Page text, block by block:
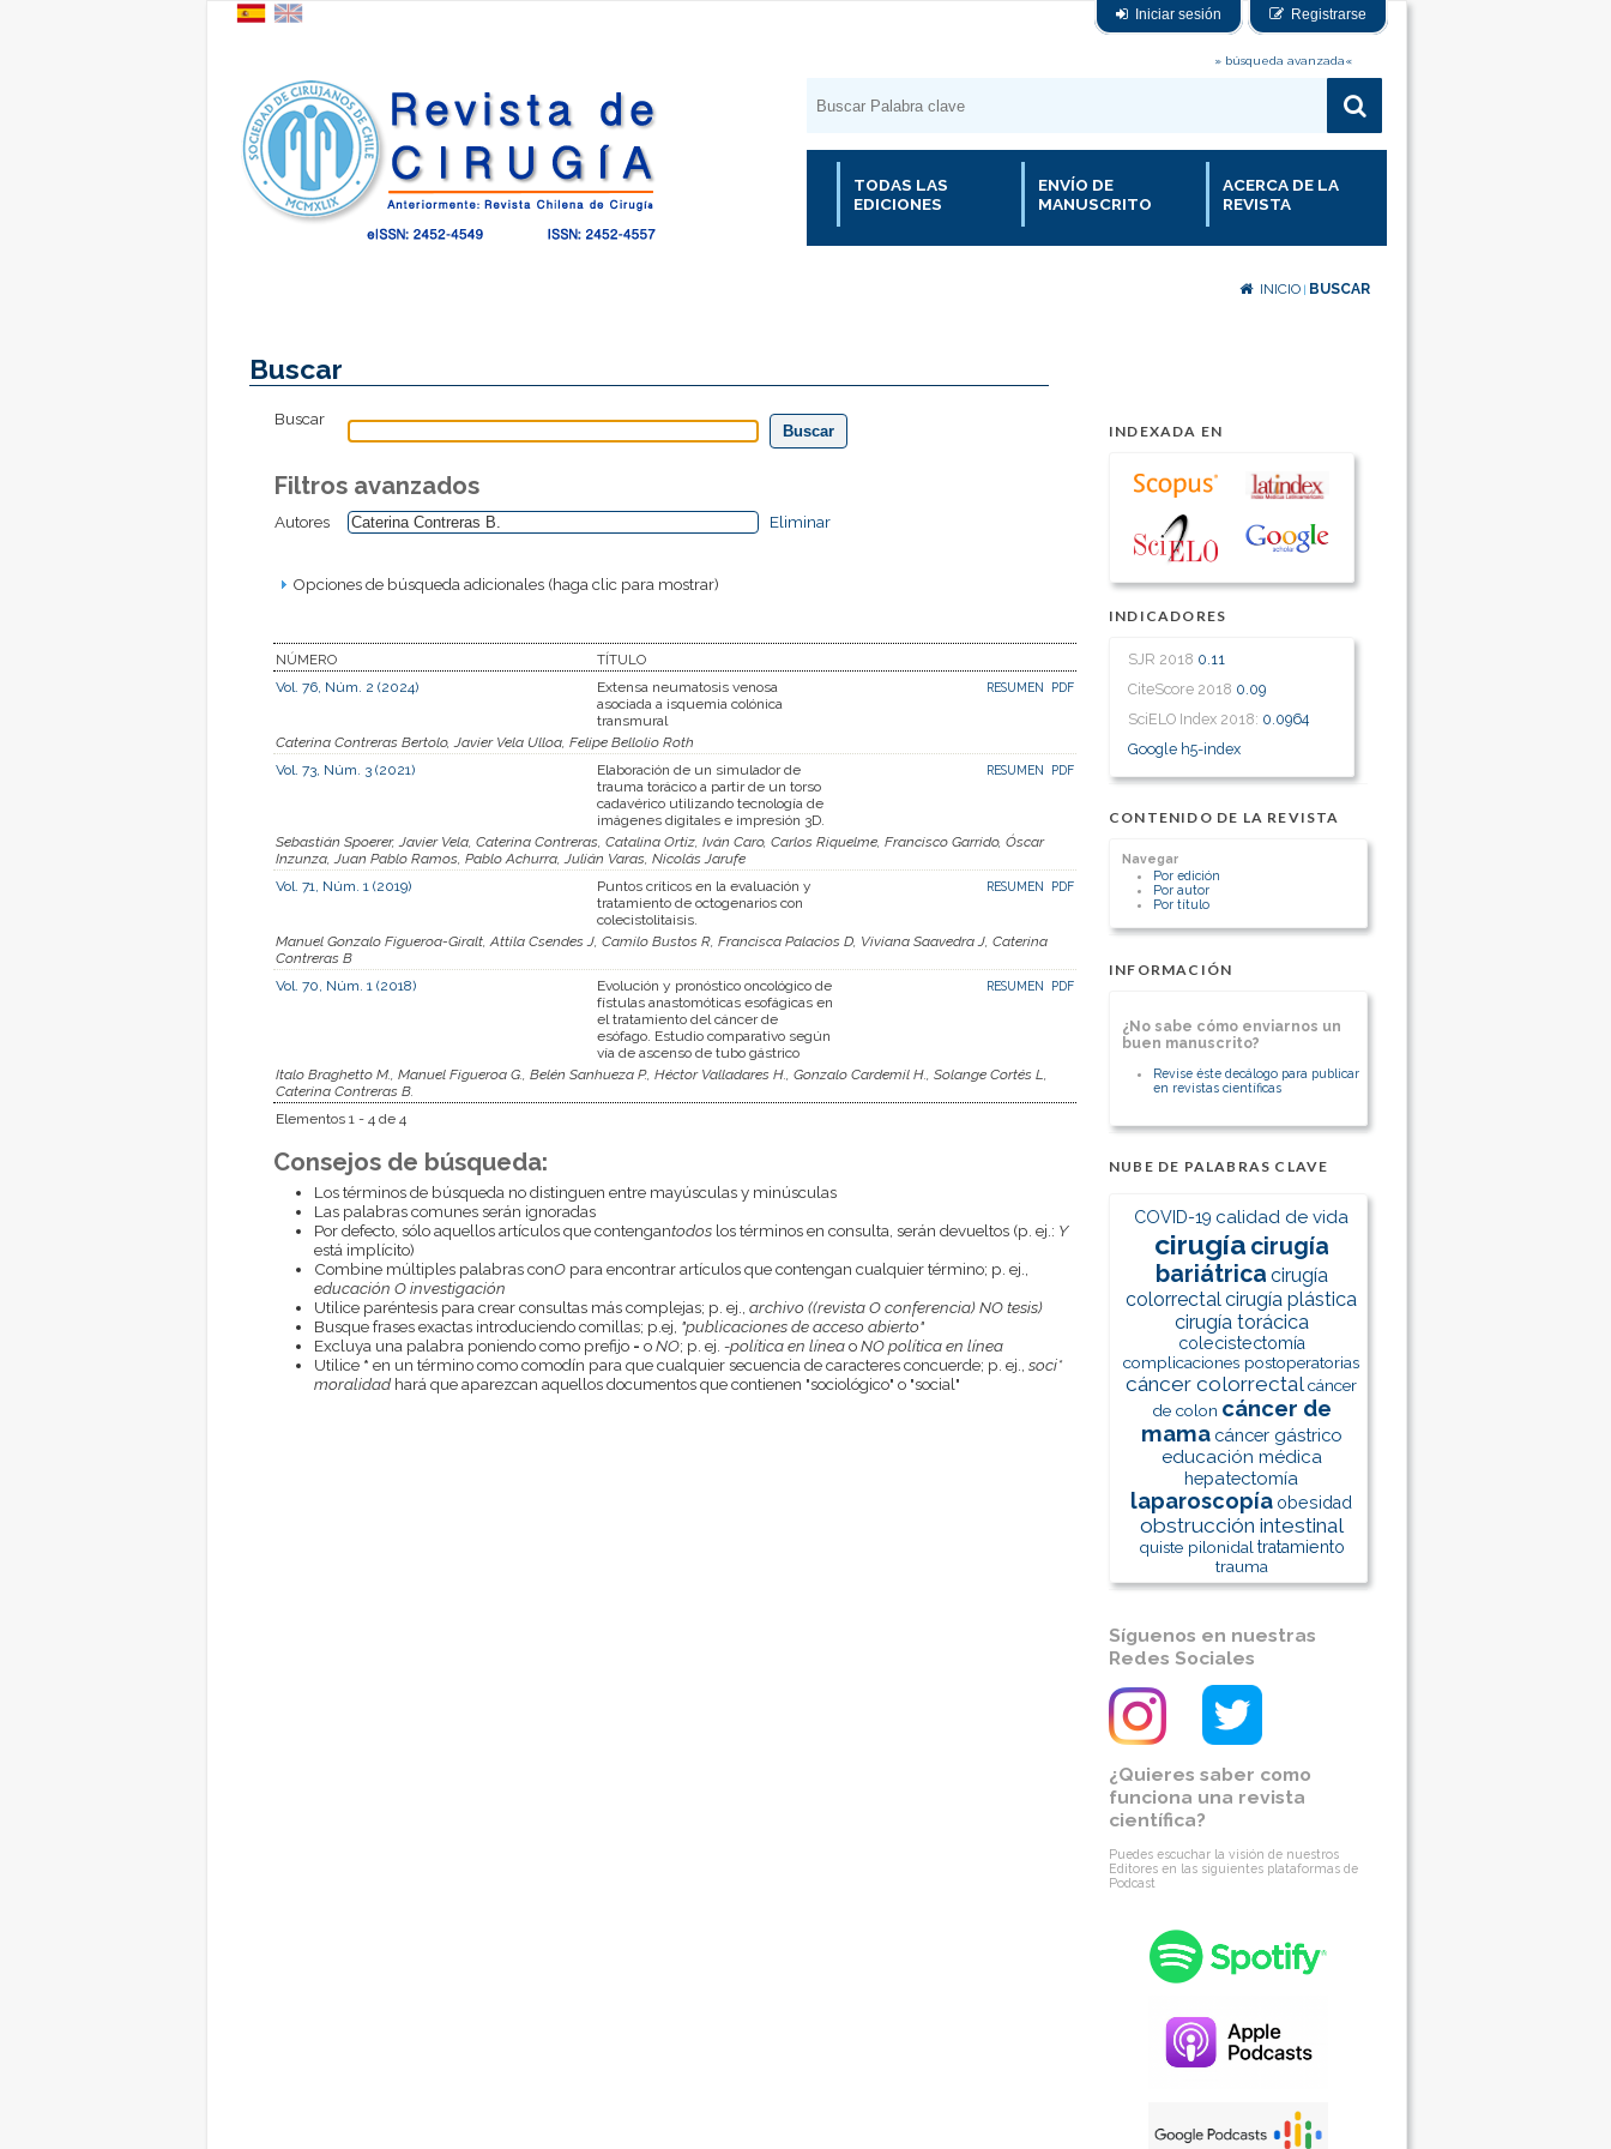
Iniciar sesión Registrarse
» búsqueda avanzada«
TODAS LAS
EDICIONES
ENVÍO DE
MANUSCRITO
ACERCA DE LA
REVISTA
INICIO BUSCAR
INDEXADA EN
INDICADORES
SJR 2018 0.11
CiteScore 2018 0.09
SciELO Index 2018: 0.0964
Google h5-index
CONTENIDO DE LA REVISTA
Navegar
Por edición
Por autor
Por título
INFORMACIÓN
¿No sabe cómo enviarnos un
buen manuscrito?
Revise éste decálogo para publicar
en revistas científicas
NUBE DE PALABRAS CLAVE
COVID-19 calidad de vida
cirugía cirugía
bariátrica cirugía
colorrectalcirugía plástica
cirugía torácica
colecistectomía
complicaciones postoperatorias
cáncer colorrectalcáncer
de colon cáncer de
mama cáncer gástrico
educación médica
hepatectomía
laparoscopía obesidad
obstrucción intestinal
quiste pilonidal tratamiento
trauma
Síguenos en nuestras
Redes Sociales
¿Quieres saber como
funciona una revista
científica?
Puedes escuchar la visión de nuestros
Editores en las siguientes plataformas de
Podcast
Buscar
Buscar
Filtros avanzados
Autores Eliminar
Opciones de búsqueda adicionales (haga clic para mostrar)
NÚMERO
TÍTULO
Vol. 76, Núm. 2 (2024)
Extensa neumatosis venosa
asociada a isquemia colónica
transmural
RESUMEN PDF
Caterina Contreras Bertolo, Javier Vela Ulloa, Felipe Bellolio Roth
Vol. 73, Núm. 3 (2021)
Elaboración de un simulador de
trauma torácico a partir de un torso
cadavérico utilizando tecnología de
imágenes digitales e impresión 3D.
RESUMEN PDF
Sebastián Spoerer, Javier Vela, Caterina Contreras, Catalina Ortiz, Iván Caro, Carlos Riquelme, Francisco Garrido, Óscar
Inzunza, Juan Pablo Ramos, Pablo Achurra, Julián Varas, Nicolás Jarufe
Vol. 71, Núm. 1 (2019)
Puntos críticos en la evaluación y
tratamiento de octogenarios con
colecistolitaisis.
RESUMEN PDF
Manuel Gonzalo Figueroa-Giralt, Attila Csendes J, Camilo Bustos R, Francisca Palacios D, Viviana Saavedra J, Caterina
Contreras B
Vol. 70, Núm. 1 (2018)
Evolución y pronóstico oncológico de
fístulas anastomóticas esofágicas en
el tratamiento del cáncer de
esófago. Estudio comparativo según
vía de ascenso de tubo gástrico
RESUMEN PDF
Italo Braghetto M., Manuel Figueroa G., Belén Sanhueza P., Héctor Valladares H., Gonzalo Cardemil H., Solange Cortés L,
Caterina Contreras B.
Elementos 1 - 4 de 4
Consejos de búsqueda:
Los términos de búsqueda no distinguen entre mayúsculas y minúsculas
Las palabras comunes serán ignoradas
Por defecto, sólo aquellos artículos que contengantodoslos términos en consulta, serán devueltos (p. ej.: Y
está implícito)
Combine múltiples palabras conOpara encontrar artículos que contengan cualquier término; p. ej.,
educación O investigación
Utilice paréntesis para crear consultas más complejas; p. ej., archivo ((revista O conferencia) NO tesis)
Busque frases exactas introduciendo comillas; p.ej, "publicaciones de acceso abierto"
Excluya una palabra poniendo como prefijo - oNO; p. ej. -política en líneaoNO política en línea
Utilice * en un término como comodín para que cualquier secuencia de caracteres concuerde; p. ej., soci*
moralidadhará que aparezcan aquellos documentos que contienen "sociológico" o "social"